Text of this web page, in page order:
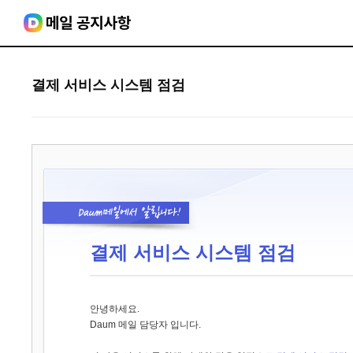
결제 서비스 시스템 점검
결제 서비스 시스템 점검
안녕하세요.
Daum 메일 담당자 입니다.